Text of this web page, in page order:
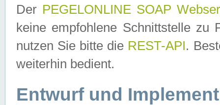
Der PEGELONLINE SOAP
keine empfohlene Schnittstelle zu
nutzen Sie bitte die REST-API.
weiterhin bedient.
Entwurf und